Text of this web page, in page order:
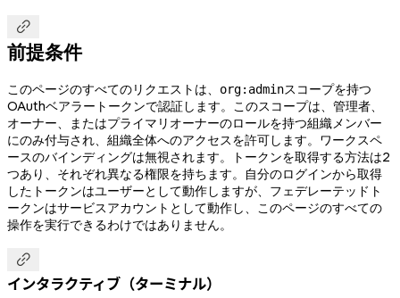

前提条件
このページのすべてのリクエストは、 org:adminスコープを持つ
OAuthベアラートークンで認証します。このスコープは、管理者、
オーナー、またはプライマリオーナーのロールを持つ組織メンバー
にのみ付与され、組織全体へのアクセスを許可します。ワークスペ
ースのバインディングは無視されます。トークンを取得する方法は2
つあり、それぞれ異なる権限を持ちます。自分のログインから取得
したトークンはユーザーとして動作しますが、フェデレーテッドト
ークンはサービスアカウントとして動作し、このページのすべての
操作を実行できるわけではありません。

インタラクティブ（ターミナル）